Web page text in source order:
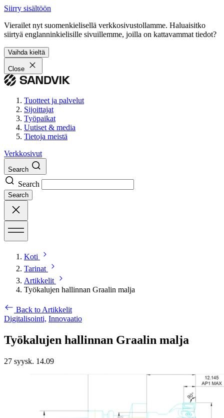
Siirry sisältöön
Vierailet nyt suomenkielisellä verkkosivustollamme. Haluaisitko
siirtyä englanninkielisille sivuillemme, joilla on kattavammat tiedot?
Vaihda kieltä
Close
Tuotteet ja palvelut
Sijoittajat
Työpaikat
Uutiset & media
Tietoja meistä
Verkkosivut
Search
Search
Search
Koti
Tarinat
Artikkelit
Työkalujen hallinnan Graalin malja
Back to Artikkelit
Digitalisointi, Innovaatio
Työkalujen hallinnan Graalin malja
27 syysk. 14.09